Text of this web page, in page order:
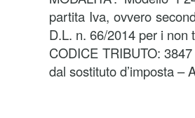
partita Iva, ovvero
D.L. n. 66/2014 per i non
CODICE TRIBUTO:
dal sostituto d’imposta –